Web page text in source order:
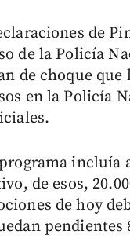
de
de la Policía
de choque que
en la Policía
incluía
de esos,
de hoy